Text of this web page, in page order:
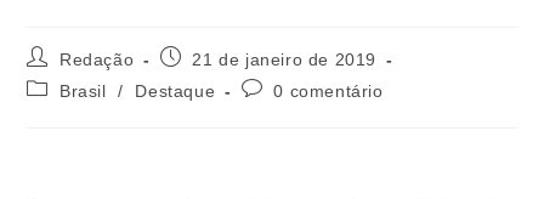
Redação
21 de janeiro de 2019
Brasil
/ Destaque 0 comentário